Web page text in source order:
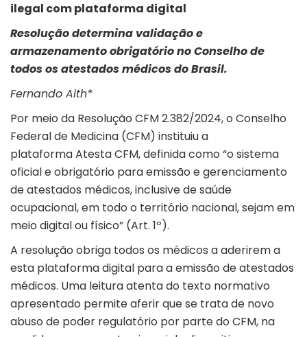
ilegal com plataforma digital
Resolução determina validação e
armazenamento obrigatório no Conselho de
todos os atestados médicos do Brasil.
Fernando Aith*
Por meio da Resolução CFM 2.382/2024, o Conselho
Federal de Medicina (CFM) instituiu a
plataformaAtesta CFM, definida como “o sistema
oficial e obrigatório para emissão e gerenciamento
de atestados médicos, inclusive de saúde
ocupacional, em todo o território nacional, sejam em
meio digital ou físico” (Art. 1º).
A resolução obriga todos os médicos a aderirem a
esta plataforma digital para a emissão de atestados
médicos. Uma leitura atenta do texto normativo
apresentado permite aferir que se trata de novo
abuso de poder regulatório por parte do CFM, na